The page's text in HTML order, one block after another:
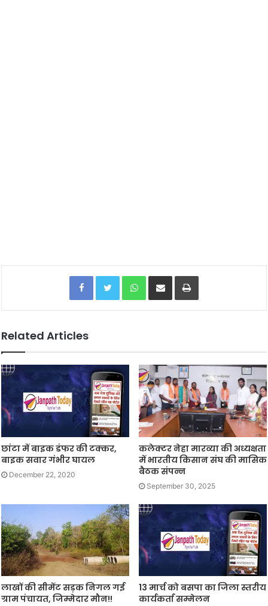
Facebook Twitter WhatsApp
Related Articles
छांटा में बाइक डंफर की टक्कर,
बाइक सवार गंभीर घायल
December 22, 2020
कलेक्टर नेहा मारव्या की अध्यक्षता
में भारतीय किसान संघ की मासिक
बैठक संपन्न
September 30, 2025
लाखों की सीमेंट सड़क निगल गई
ग्राम पंचायत, जिम्मेदार मौन!!
13 मार्च को बसपा का जिला स्तरीय
कार्यकर्ता सम्मेलन